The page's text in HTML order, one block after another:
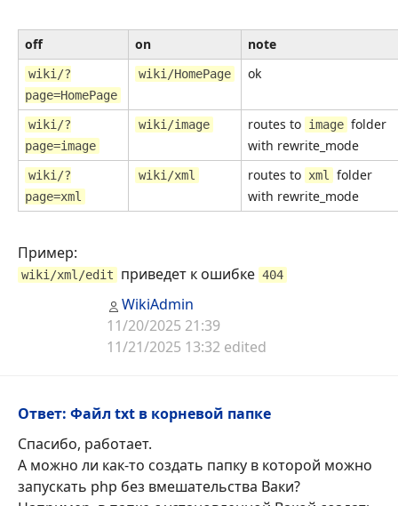
off on note
wiki/?
page=HomePage
wiki/HomePage ok
wiki/?
page=image
wiki/image routes to image folder
with rewrite_mode
wiki/?
page=xml
wiki/xml routes to xml folder
with rewrite_mode
Пример:
wiki/xml/edit приведет к ошибке 404
WikiAdmin
11/20/2025 21:39
11/21/2025 13:32 edited
Ответ: Файл txt в корневой папке
Спасибо, работает.
А можно ли как-то создать папку в которой можно
запускать php без вмешательства Ваки?